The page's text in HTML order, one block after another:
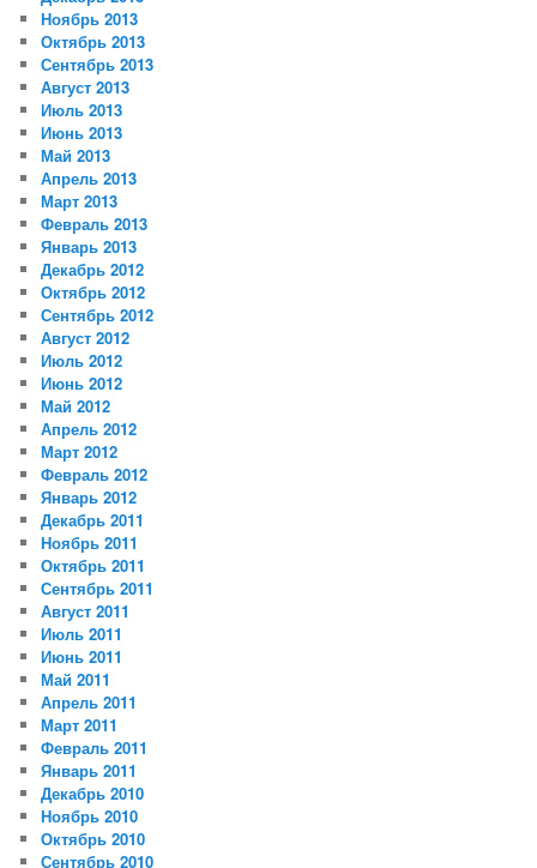
Ноябрь 2013
Октябрь 2013
Сентябрь 2013
Август 2013
Июль 2013
Июнь 2013
Май 2013
Апрель 2013
Март 2013
Февраль 2013
Январь 2013
Декабрь 2012
Октябрь 2012
Сентябрь 2012
Август 2012
Июль 2012
Июнь 2012
Май 2012
Апрель 2012
Март 2012
Февраль 2012
Январь 2012
Декабрь 2011
Ноябрь 2011
Октябрь 2011
Сентябрь 2011
Август 2011
Июль 2011
Июнь 2011
Май 2011
Апрель 2011
Март 2011
Февраль 2011
Январь 2011
Декабрь 2010
Ноябрь 2010
Октябрь 2010
Сентябрь 2010